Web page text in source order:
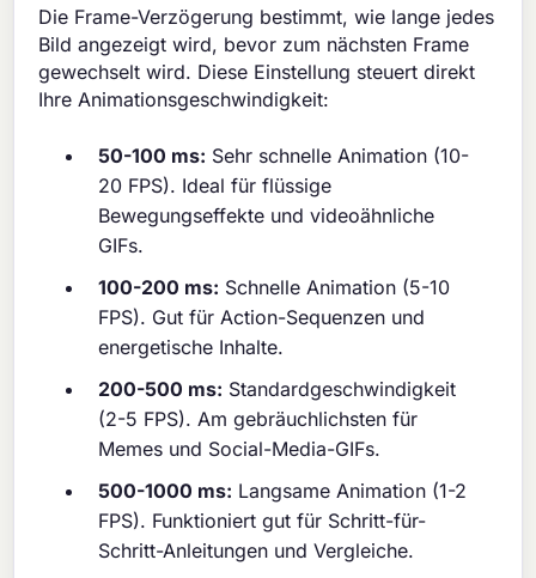
Die Frame-Verzögerung bestimmt, wie lange jedes
Bild angezeigt wird, bevor zum nächsten Frame
gewechselt wird. Diese Einstellung steuert direkt
Ihre Animationsgeschwindigkeit:
50-100 ms: Sehr schnelle Animation (10-
20 FPS). Ideal für flüssige
Bewegungseffekte und videoähnliche
GIFs.
100-200 ms: Schnelle Animation (5-10
FPS). Gut für Action-Sequenzen und
energetische Inhalte.
200-500 ms: Standardgeschwindigkeit
(2-5 FPS). Am gebräuchlichsten für
Memes und Social-Media-GIFs.
500-1000 ms: Langsame Animation (1-2
FPS). Funktioniert gut für Schritt-für-
Schritt-Anleitungen und Vergleiche.